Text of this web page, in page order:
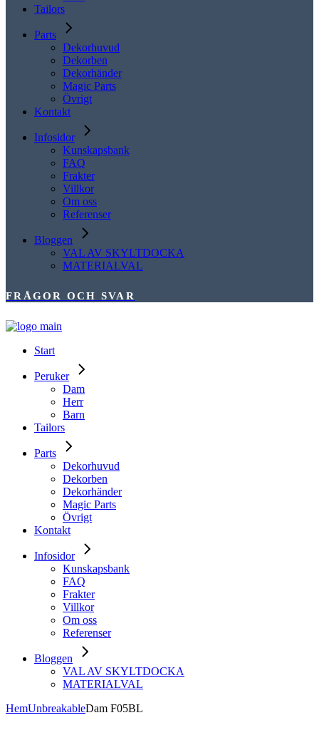
Tailors
Parts
Dekorhuvud
Dekorben
Dekorhänder
Magic Parts
Övrigt
Kontakt
Infosidor
Kunskapsbank
FAQ
Frakter
Villkor
Om oss
Referenser
Bloggen
VAL AV SKYLTDOCKA
MATERIALVAL
FRÅGOR OCH SVAR
Start
Peruker
Dam
Herr
Barn
Tailors
Parts
Dekorhuvud
Dekorben
Dekorhänder
Magic Parts
Övrigt
Kontakt
Infosidor
Kunskapsbank
FAQ
Frakter
Villkor
Om oss
Referenser
Bloggen
VAL AV SKYLTDOCKA
MATERIALVAL
HemUnbreakableDam F05BL